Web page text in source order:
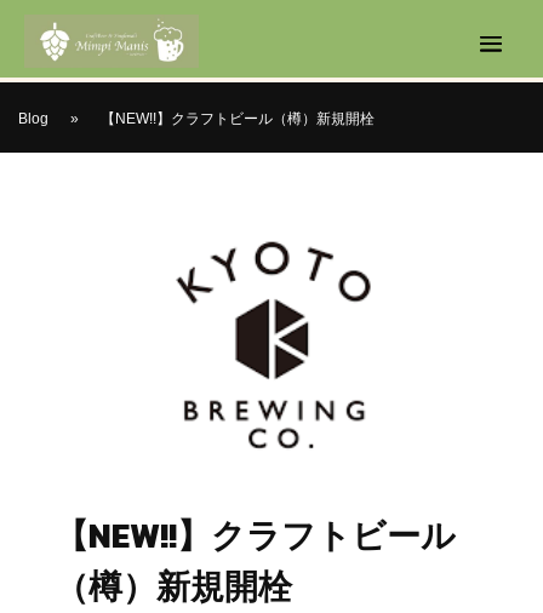
Blog » 【NEW!!】クラフトビール（樽）新規開栓
【NEW!!】クラフトビール
（樽）新規開栓